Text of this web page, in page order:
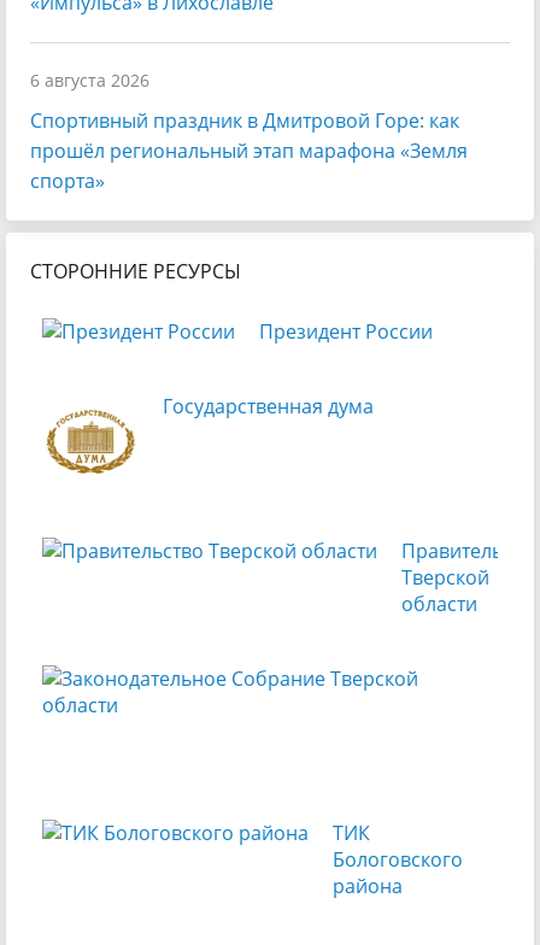
6 августа 2026
Спортивный праздник в Дмитровой Горе: как
прошёл региональный этап марафона «Земля
спорта»
СТОРОННИЕ РЕСУРСЫ
Президент России
Государственная дума
Тверской
области
ТИК
Бологовского
района